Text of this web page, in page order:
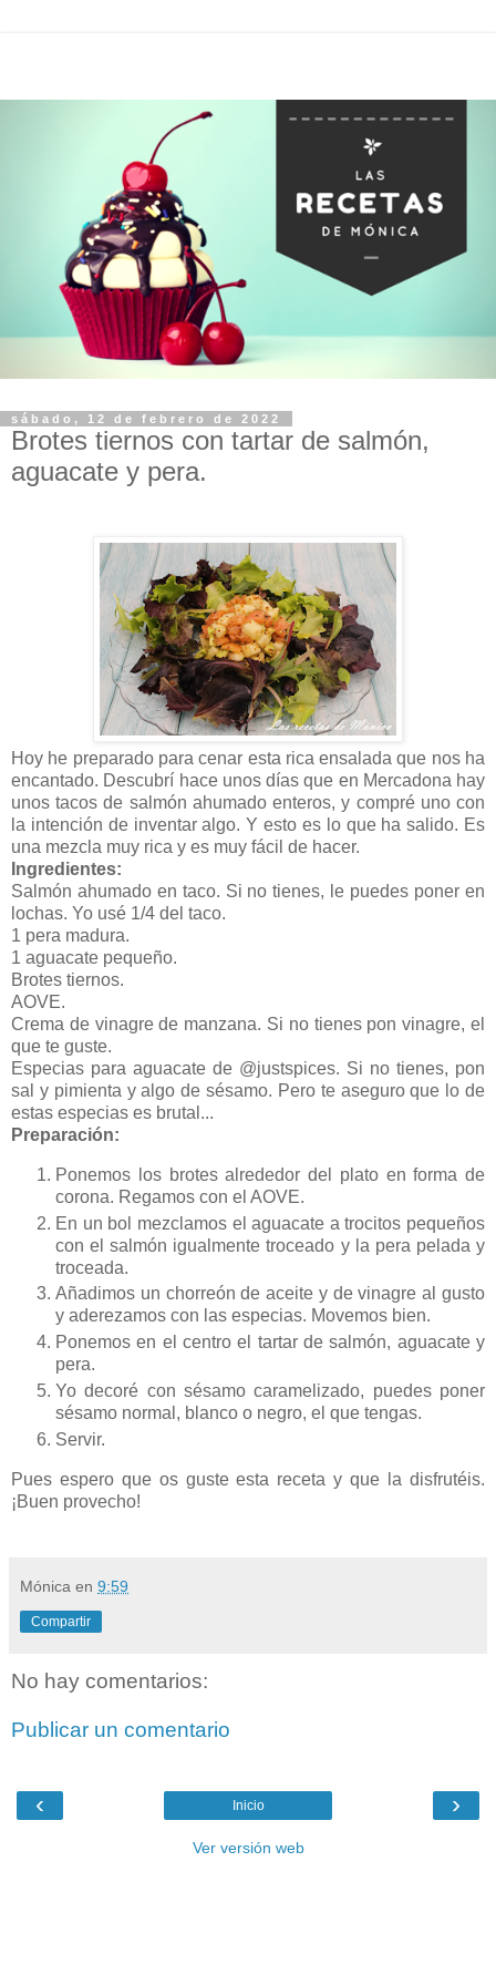
sábado, 12 de febrero de 2022
Brotes tiernos con tartar de salmón,
aguacate y pera.
Hoy he preparado para cenar esta rica ensalada que nos ha
encantado. Descubrí hace unos días que en Mercadona hay
unos tacos de salmón ahumado enteros, y compré uno con
la intención de inventar algo. Y esto es lo que ha salido. Es
una mezcla muy rica y es muy fácil de hacer.
Ingredientes:
Salmón ahumado en taco. Si no tienes, le puedes poner en
lochas. Yo usé 1/4 del taco.
1 pera madura.
1 aguacate pequeño.
Brotes tiernos.
AOVE.
Crema de vinagre de manzana. Si no tienes pon vinagre, el
que te guste.
Especias para aguacate de @justspices. Si no tienes, pon
sal y pimienta y algo de sésamo. Pero te aseguro que lo de
estas especias es brutal...
Preparación:
Ponemos los brotes alrededor del plato en forma de
corona. Regamos con el AOVE.
En un bol mezclamos el aguacate a trocitos pequeños
con el salmón igualmente troceado y la pera pelada y
troceada.
Añadimos un chorreón de aceite y de vinagre al gusto
y aderezamos con las especias. Movemos bien.
Ponemos en el centro el tartar de salmón, aguacate y
pera.
Yo decoré con sésamo caramelizado, puedes poner
sésamo normal, blanco o negro, el que tengas.
Servir.
Pues espero que os guste esta receta y que la disfrutéis.
¡Buen provecho!
Mónica en 9:59
Compartir
No hay comentarios:
Publicar un comentario
‹ ›
Inicio
Ver versión web